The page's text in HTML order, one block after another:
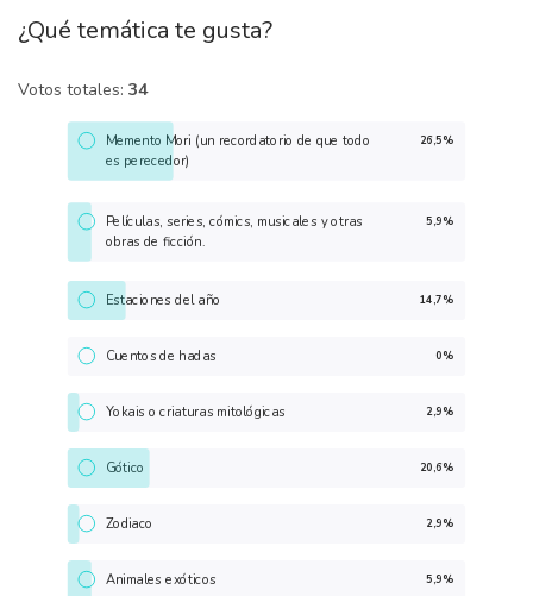
¿Qué temática te gusta?
Votos totales: 34
Memento Mori (un recordatorio de que todo
es perecedor)
26,5%
Películas, series, cómics, musicales y otras
obras de ficción.
5,9%
Estaciones del año 14,7%
Cuentos de hadas 0%
Yokais o criaturas mitológicas 2,9%
Gótico 20,6%
Zodiaco 2,9%
Animales exóticos 5,9%